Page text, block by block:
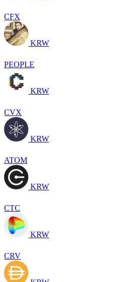
CFX
KRW
PEOPLE
KRW
CVX
KRW
ATOM
KRW
CTC
KRW
CRV